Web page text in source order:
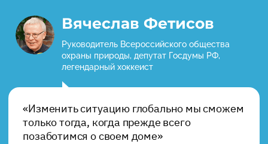
Вячеслав Фетисов
Руководитель Всероссийского общества
охраны природы, депутат Госдумы РФ,
легендарный хоккеист
«Изменить ситуацию глобально мы сможем
только тогда, когда прежде всего
позаботимся о своем доме»